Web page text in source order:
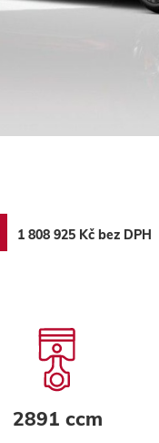
1 808 925 Kč bez DPH
2891 ccm